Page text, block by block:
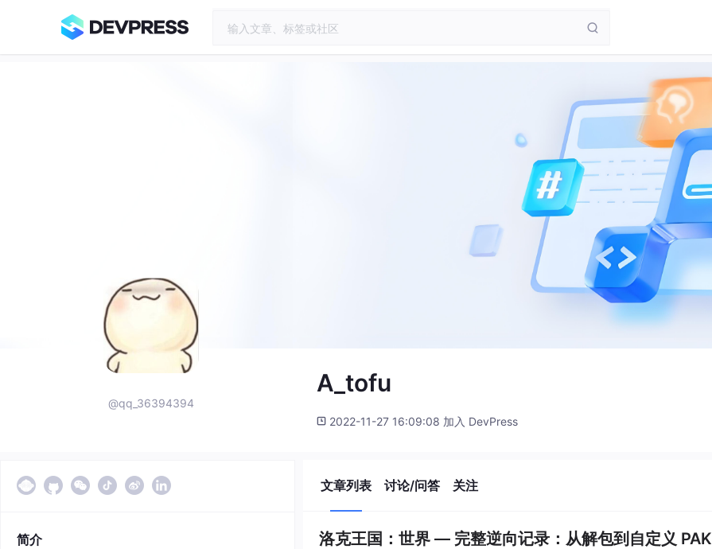
@qq_36394394
A_tofu
2022-11-27 16:09:08 加入 DevPress
简介
文章列表 讨论/问答 关注
洛克王国：世界 — 完整逆向记录：从解包到自定义 PAK